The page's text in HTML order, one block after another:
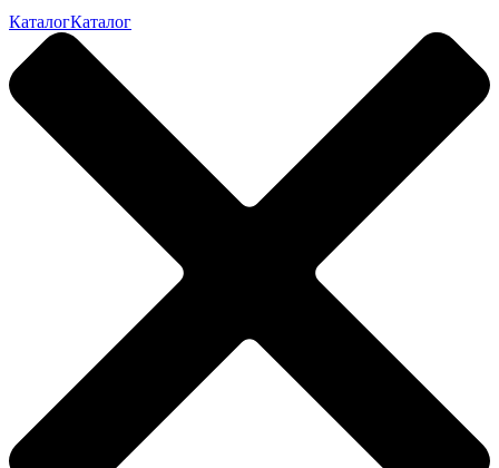
КаталогКаталог